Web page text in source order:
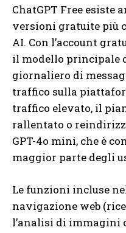
ChatGPT Free esiste
versioni gratuite più
AI. Con l’account
il modello principale
giornaliero di
traffico sulla
traffico elevato, il
rallentato o
GPT-4o mini, che è
maggior parte degli
Le funzioni incluse
navigazione web
l’analisi di immagini